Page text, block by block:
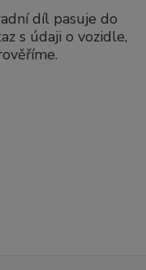
díl pasuje do
s údaji o vozidle,